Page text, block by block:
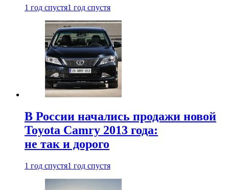
1 год спустя1 год спустя
В России начались продажи новой
Toyota Camry 2013 года:
не так и дорого
1 год спустя1 год спустя